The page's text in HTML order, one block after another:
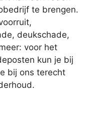
te brengen.
deukschade,
voor het
kun je bij
bij ons terecht